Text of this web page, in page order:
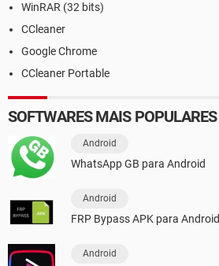
WinRAR (32 bits)
CCleaner
Google Chrome
CCleaner Portable
SOFTWARES MAIS POPULARES
Android
WhatsApp GB para Android
Android
FRP Bypass APK para Android
Android